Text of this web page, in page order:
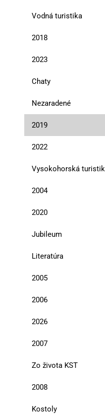
Chvála hier a hračiek
Vodná turistika
2018
2023
Chaty
Nezaradené
2019
2022
Vysokohorská
2004
2020
Jubileum
Literatúra
2005
2006
2026
2007
Zo života KST
2008
Kostoly